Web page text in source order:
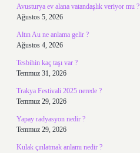
Avusturya ev alana vatandaşlık veriyor mu ?
Ağustos 5, 2026
Altın Au ne anlama gelir ?
Ağustos 4, 2026
Tesbihin kaç taşı var ?
Temmuz 31, 2026
Trakya Festivali 2025 nerede ?
Temmuz 29, 2026
Yapay radyasyon nedir ?
Temmuz 29, 2026
Kulak çınlatmak anlamı nedir ?